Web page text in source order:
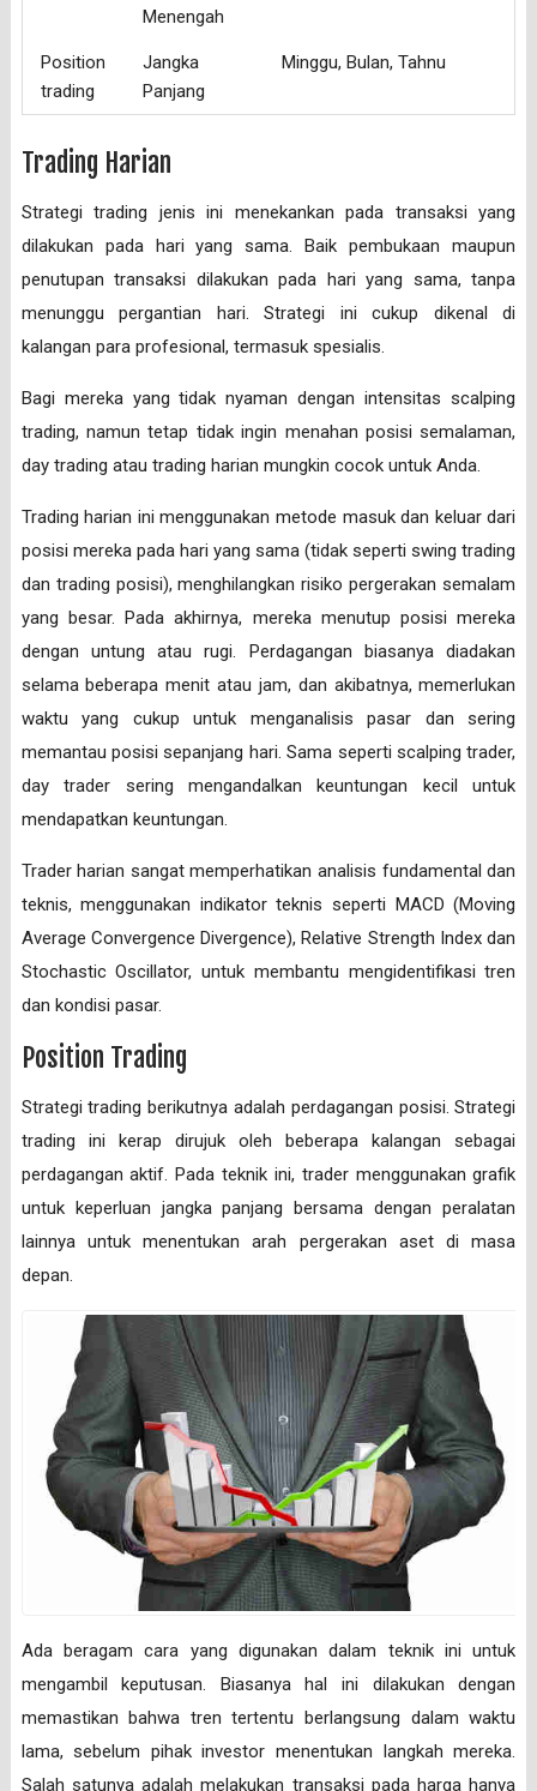
Menengah
Position
trading
Jangka
Panjang
Minggu, Bulan, Tahnu
Trading Harian
Strategi trading jenis ini menekankan pada transaksi yang
dilakukan pada hari yang sama. Baik pembukaan maupun
penutupan transaksi dilakukan pada hari yang sama, tanpa
menunggu pergantian hari. Strategi ini cukup dikenal di
kalangan para profesional, termasuk spesialis.
Bagi mereka yang tidak nyaman dengan intensitas scalping
trading, namun tetap tidak ingin menahan posisi semalaman,
day trading atau trading harian mungkin cocok untuk Anda.
Trading harian ini menggunakan metode masuk dan keluar dari
posisi mereka pada hari yang sama (tidak seperti swing trading
dan trading posisi), menghilangkan risiko pergerakan semalam
yang besar. Pada akhirnya, mereka menutup posisi mereka
dengan untung atau rugi. Perdagangan biasanya diadakan
selama beberapa menit atau jam, dan akibatnya, memerlukan
waktu yang cukup untuk menganalisis pasar dan sering
memantau posisi sepanjang hari. Sama seperti scalping trader,
day trader sering mengandalkan keuntungan kecil untuk
mendapatkan keuntungan.
Trader harian sangat memperhatikan analisis fundamental dan
teknis, menggunakan indikator teknis seperti MACD (Moving
Average Convergence Divergence), Relative Strength Index dan
Stochastic Oscillator, untuk membantu mengidentifikasi tren
dan kondisi pasar.
Position Trading
Strategi trading berikutnya adalah perdagangan posisi. Strategi
trading ini kerap dirujuk oleh beberapa kalangan sebagai
perdagangan aktif. Pada teknik ini, trader menggunakan grafik
untuk keperluan jangka panjang bersama dengan peralatan
lainnya untuk menentukan arah pergerakan aset di masa
depan.
Ada beragam cara yang digunakan dalam teknik ini untuk
mengambil keputusan. Biasanya hal ini dilakukan dengan
memastikan bahwa tren tertentu berlangsung dalam waktu
lama, sebelum pihak investor menentukan langkah mereka.
Salah satunya adalah melakukan transaksi pada harga hanya